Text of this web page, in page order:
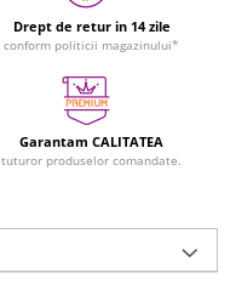
Drept de retur in 14 zile
conform politicii magazinului*
Garantam CALITATEA
tuturor produselor comandate.